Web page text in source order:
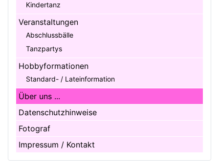
Kindertanz
Veranstaltungen
Abschlussbälle
Tanzpartys
Hobbyformationen
Standard- / Lateinformation
Über uns ...
Datenschutzhinweise
Fotograf
Impressum / Kontakt